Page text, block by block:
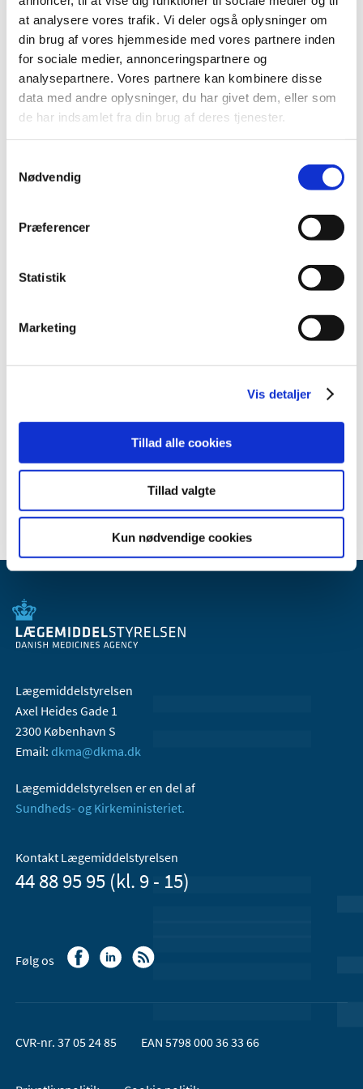
at analysere vores trafik. Vi deler også oplysninger om
din brug af vores hjemmeside med vores partnere inden
for sociale medier, annonceringspartnere og
analysepartnere. Vores partnere kan kombinere disse
data med andre oplysninger, du har givet dem, eller som
de har indsamlet fra din brug af deres tjenester.
Nødvendig
Præferencer
Statistik
Marketing
Vis detaljer
Tillad alle cookies
Tillad valgte
Kun nødvendige cookies
oktober (5)
september (5)
august (1)
juli (4)
juni (4)
februar (2)
2014 (44)
2012 (44)
2008 (8)
2006 (9)
Lægemiddelstyrelsen
Axel Heides Gade 1
2300 København S
Email: dkma@dkma.dk
Lægemiddelstyrelsen er en del af
Sundheds- og Kirkeministeriet.
Kontakt Lægemiddelstyrelsen
44 88 95 95 (kl. 9 - 15)
Følg os
CVR-nr. 37 05 24 85 EAN 5798 000 36 33 66